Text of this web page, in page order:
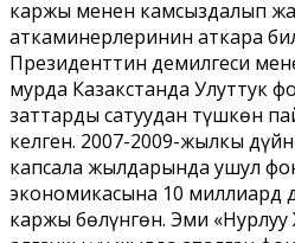
каржы менен камсыздалып
аткаминерлеринин аткара
Президенттин демилгеси
мурда Казакстанда Улуттук
заттарды сатуудан түшкөн
келген. 2007-2009-жылкы
капсалаң жылдарында ушул
экономикасына 10 миллиард
каржы бөлүнгөн. Эми «Нурлуу